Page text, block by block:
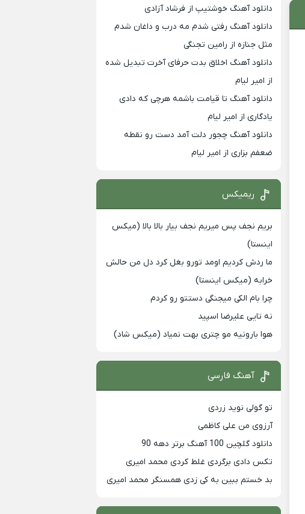
دانلود آهنگ خوشتیپ از فرشاد آزادی
دانلود آهنگ رفتی شدم مه درب و داغان شدم
مثل جنازه از رامین تجنگی
دانلود آهنگ اخلاق بدت حرفای آخرت تبدیل شده
از امیر لیام
دانلود آهنگ تا قیامت باشمه هرچی که دادی
یادگاری از امیر لیام
دانلود آهنگ چجور دلت آمد دست رو نقطه
ضعفم بزاری از امیر لیام
ریمیکس
بریم نجف پس میریم نجف بیار بالا بالا (میکس
اینستا)
ما ردش کردیم اومد تورو بغل کرد دل من حالش
خرابه (میکس اینستا)
چرا بام الکی میجنگی دستتو رو کردم
نه تایی علیرضا اسپید
هوا بارونیه مو چتری بهت نمیاد (میکس شاد)
آهنگ فارسی
تو گولی نوید زردی
آرزوی من علی کاظمی
دانلود گلچین 100 آهنگ برتر دهه 90
تکس دادی برگردی غلط کردی محمد امیری
بد خستم ببین به کی زدی همسنگر محمد امیری